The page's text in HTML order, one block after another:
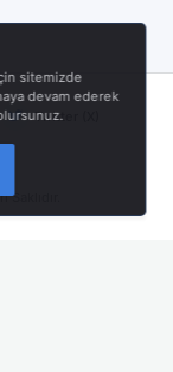
Twitter (X)
sitemizde
devam ederek